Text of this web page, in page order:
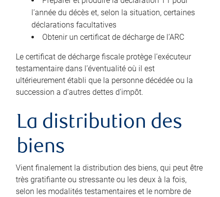
l’année du décès et, selon la situation, certaines
déclarations facultatives
Obtenir un certificat de décharge de l’ARC
Le certificat de décharge fiscale protège l’exécuteur
testamentaire dans l’éventualité où il est
ultérieurement établi que la personne décédée ou la
succession a d’autres dettes d’impôt.
La distribution des
biens
Vient finalement la distribution des biens, qui peut être
très gratifiante ou stressante ou les deux à la fois,
selon les modalités testamentaires et le nombre de